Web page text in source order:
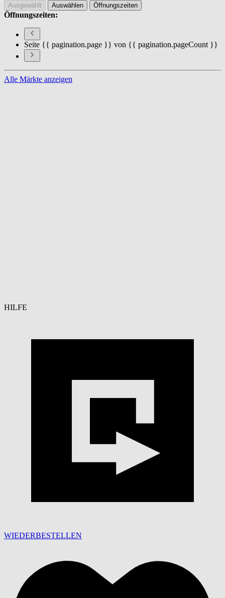
Ausgewählt Auswählen Öffnungszeiten
Öffnungszeiten:
Seite {{ pagination.page }} von {{ pagination.pageCount }}
Alle Märkte anzeigen
HILFE
WIEDERBESTELLEN